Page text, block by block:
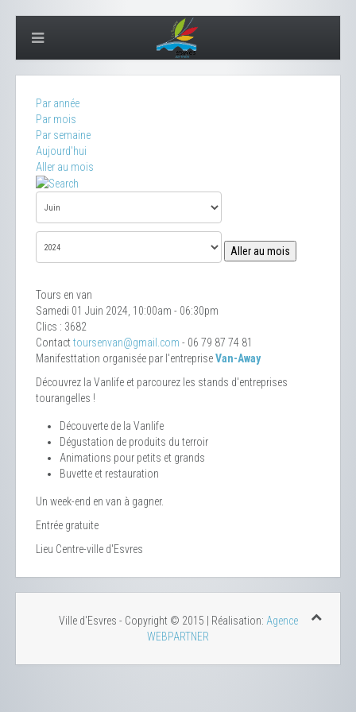
Par année
Par mois
Par semaine
Aujourd'hui
Aller au mois
Aller au mois
Tours en van
Samedi 01 Juin 2024, 10:00am - 06:30pm
Clics : 3682
Contacttoursenvan@gmail.com - 06 79 87 74 81
Manifesttation organisée par l'entrepriseVan-Away
Découvrez la Vanlife et parcourez les stands d'entreprises
tourangelles !
Découverte de la Vanlife
Dégustation de produits du terroir
Animations pour petits et grands
Buvette et restauration
Un week-end en van à gagner.
Entrée gratuite
Lieu Centre-ville d'Esvres
Ville d'Esvres - Copyright © 2015 | Réalisation: Agence
WEBPARTNER